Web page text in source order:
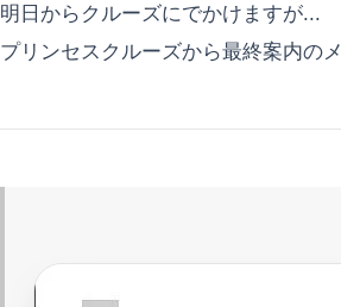
明日からクルーズにでかけますが...
プリンセスクルーズから最終案内の